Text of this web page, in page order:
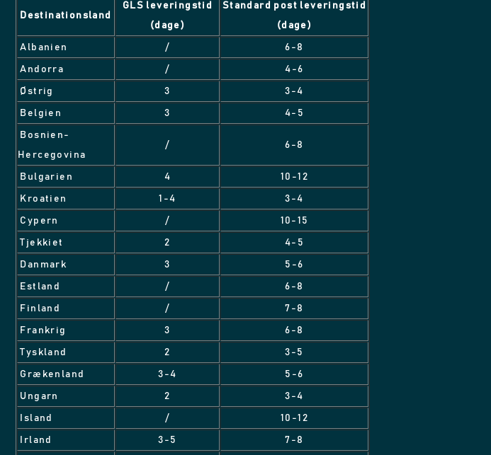
Destinationsland
GLS leveringstid
(dage)
Standard post leveringstid
(dage)
Albanien / 6-8
Andorra / 4-6
Østrig 3 3-4
Belgien 3 4-5
Bosnien-
Hercegovina
/ 6-8
Bulgarien 4 10-12
Kroatien 1-4 3-4
Cypern / 10-15
Tjekkiet 2 4-5
Danmark 3 5-6
Estland / 6-8
Finland / 7-8
Frankrig 3 6-8
Tyskland 2 3-5
Grækenland 3-4 5-6
Ungarn 2 3-4
Island / 10-12
Irland 3-5 7-8